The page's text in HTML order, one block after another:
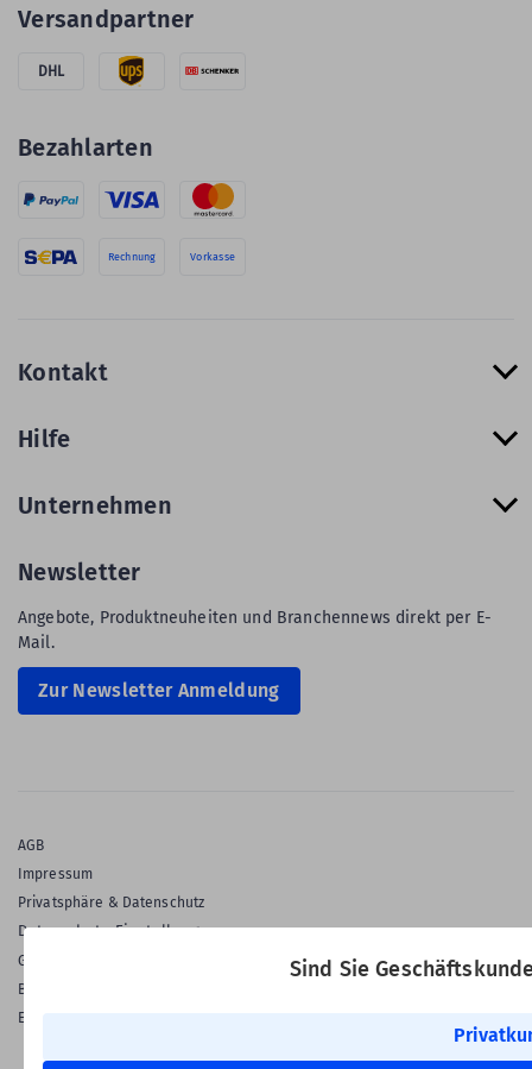
Sind Sie
Versandpartner
DHL
Bezahlarten
Rechnung Vorkasse
Kontakt
Hilfe
Unternehmen
Newsletter
Angebote, Produktneuheiten und Branchennews direkt per E-
Mail.
Zur Newsletter Anmeldung
AGB
Impressum
Privatsphäre & Datenschutz
Datenschutz-Einstellungen
Gewährleistung
Barrierefreiheitserklärung
English Language